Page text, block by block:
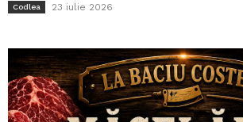
Codlea 23 iulie 2026